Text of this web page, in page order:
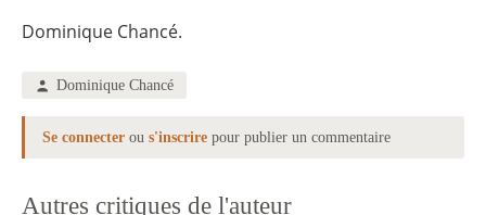
Dominique Chancé.
Dominique Chancé
Se connecter ou s'inscrire pour publier un commentaire
Autres critiques de l'auteur